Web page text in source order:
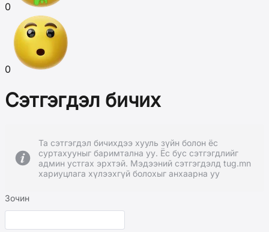
0
0
Сэтгэгдэл бичих
Та сэтгэгдэл бичихдээ хууль зүйн болон ёс
суртахууныг баримтална уу. Ёс бус сэтгэгдлийг
админ устгах эрхтэй. Мэдээний сэтгэгдэлд tug.mn
хариуцлага хүлээхгүй болохыг анхаарна уу
Зочин